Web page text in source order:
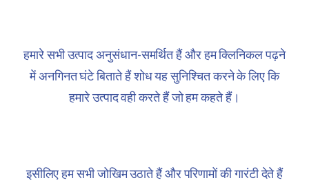
हमारे सभी उत्पाद अनुसंधान-समर्थित हैं और हम क्लिनिकल पढ़ने
में अनगिनत घंटे बिताते हैंशोध यह सुनिश्चित करने के लिए कि
हमारे उत्पाद वही करते हैं जो हम कहते हैं।
इसीलिए हम सभी जोखिम उठाते हैं और परिणामों की गारंटी देते हैं